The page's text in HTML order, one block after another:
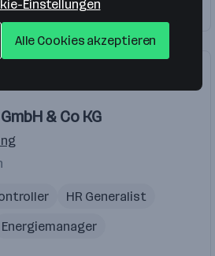
& Co KG
HR Generalist
Energiemanager
Einstellungen
Alle Cookies akzeptieren